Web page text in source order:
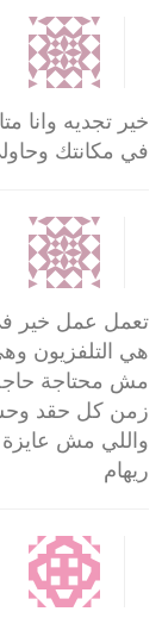
خير تجديه وانا
في مكانتك
تعمل عمل خير في
هي التلفزيون
مش محتاجة
زمن كل حقد
واللي مش عايزة
ريهام